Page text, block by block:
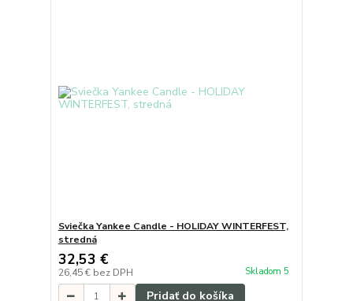
Sviečka Yankee Candle - HOLIDAY WINTERFEST,
stredná
32,53 €
26,45 € bez DPH Skladom 5
Pridať do košíka